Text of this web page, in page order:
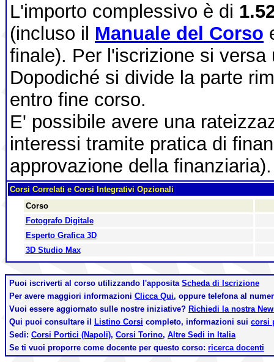
L'importo complessivo è di
(incluso il Manuale del Corso
finale). Per l'iscrizione si
Dopodiché si divide la parte
entro fine corso.
E' possibile avere una
interessi tramite pratica di
approvazione della finanziaria).
Corsi Correlati e Corsi Integrativi Opzionali
Corso
Fotografo Digitale
Esperto Grafica 3D
3D Studio Max
Puoi iscriverti al corso utilizzando l'apposita Scheda di Iscrizione
Per avere maggiori informazioni Clicca Qui, oppure telefona al
Vuoi essere aggiornato sulle nostre iniziative? Richiedi la nostra
Qui puoi consultare il
Listino Corsi completo, informazioni sui corsi
Sedi: Corsi Portici (Napoli), Corsi Torino, Altre Sedi in Italia
Se ti vuoi proporre come docente per questo corso: ricerca docenti